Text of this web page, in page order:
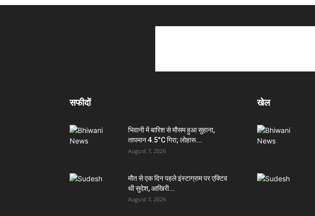
सफीदों
भिवानी में बारिश से मौसम हुआ सुहाना,
तापमान 4.5°C गिरा; लोहारू...
August 7, 2026
मौत से एक दिन पहले इंस्टाग्राम पर एक्टिव
थी सुदेश, आखिरी...
August 7, 2026
खेल